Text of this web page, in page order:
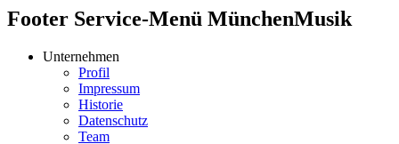
Footer Service-Menü MünchenMusik
Unternehmen
Profil
Impressum
Historie
Datenschutz
Team